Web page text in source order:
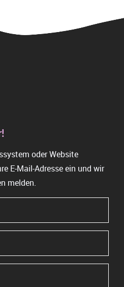
oder Website
E-Mail-Adresse ein und wir
melden.